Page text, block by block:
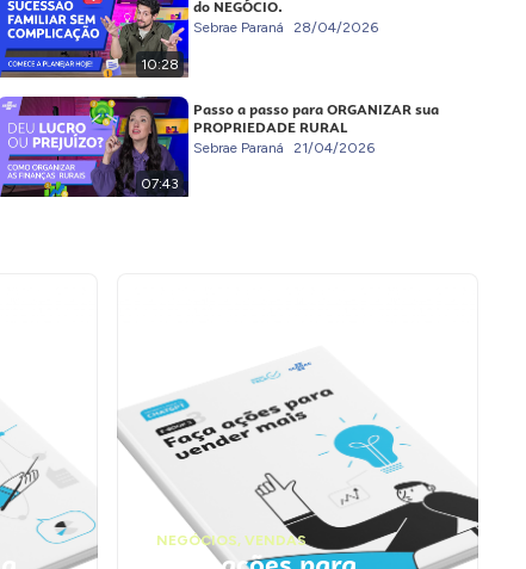
10:28
do NEGÓCIO.
Sebrae Paraná 28/04/2026
07:43
Passo a passo para ORGANIZAR sua
PROPRIEDADE RURAL
Sebrae Paraná 21/04/2026
NEGÓCIOS, VENDAS